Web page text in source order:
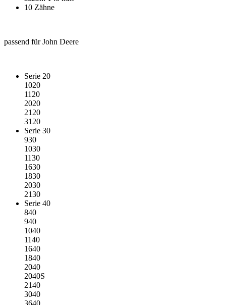
10 Zähne
passend für John Deere
Serie 20
1020
1120
2020
2120
3120
Serie 30
930
1030
1130
1630
1830
2030
2130
Serie 40
840
940
1040
1140
1640
1840
2040
2040S
2140
3040